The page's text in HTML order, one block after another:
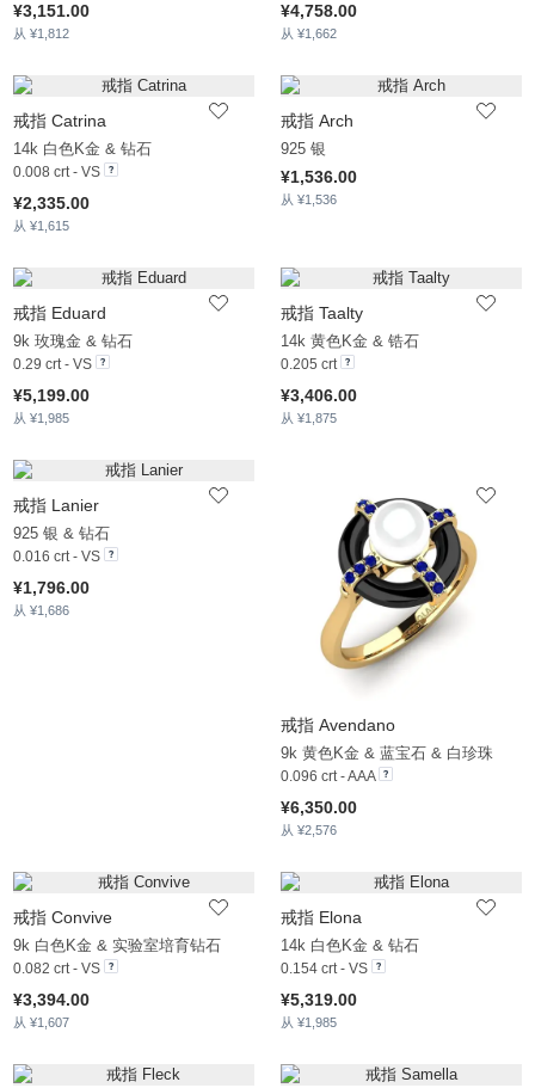
¥3,151.00
从 ¥1,812
¥4,758.00
从 ¥1,662
戒指 Catrina
14k 白色K金 & 钻石
0.008 crt - VS
¥2,335.00
从 ¥1,615
戒指 Arch
925 银
¥1,536.00
从 ¥1,536
戒指 Eduard
9k 玫瑰金 & 钻石
0.29 crt - VS
¥5,199.00
从 ¥1,985
戒指 Taalty
14k 黄色K金 & 锆石
0.205 crt
¥3,406.00
从 ¥1,875
戒指 Lanier
925 银 & 钻石
0.016 crt - VS
¥1,796.00
从 ¥1,686
戒指 Avendano
9k 黄色K金 & 蓝宝石 & 白珍珠
0.096 crt - AAA
¥6,350.00
从 ¥2,576
戒指 Convive
9k 白色K金 & 实验室培育钻石
0.082 crt - VS
¥3,394.00
从 ¥1,607
戒指 Elona
14k 白色K金 & 钻石
0.154 crt - VS
¥5,319.00
从 ¥1,985